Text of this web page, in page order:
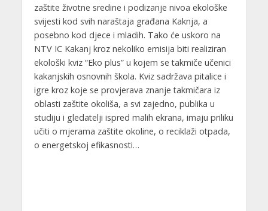
zaštite životne sredine i podizanje nivoa ekološke
svijesti kod svih naraštaja građana Kaknja, a
posebno kod djece i mladih. Tako će uskoro na
NTV IC Kakanj kroz nekoliko emisija biti realiziran
ekološki kviz “Eko plus” u kojem se takmiče učenici
kakanjskih osnovnih škola. Kviz sadržava pitalice i
igre kroz koje se provjerava znanje takmičara iz
oblasti zaštite okoliša, a svi zajedno, publika u
studiju i gledatelji ispred malih ekrana, imaju priliku
učiti o mjerama zaštite okoline, o reciklaži otpada,
o energetskoj efikasnosti…